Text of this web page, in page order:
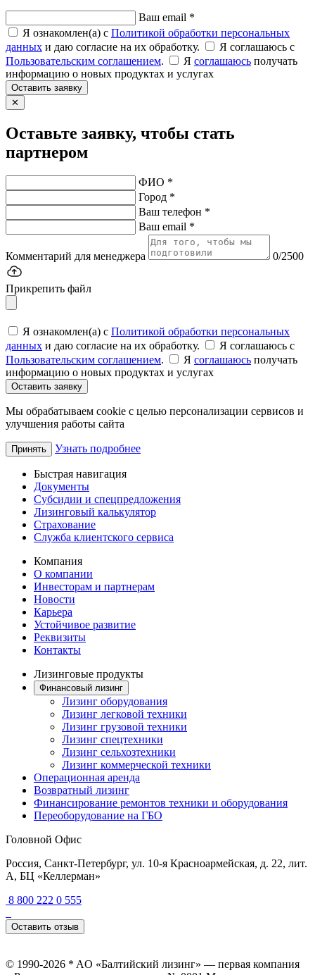
Ваш email *
Я ознакомлен(а) с Политикой обработки персональных
данных и даю согласие на их обработку.
Я соглашаюсь c
Пользовательским соглашением. Я соглашаюсь получать
информацию о новых продуктах и услугах
Оставить заявку
✕
Оставьте заявку, чтобы стать
партнером
ФИО *
Город *
Ваш телефон *
Ваш email *
Комментарий для менеджера 0/2500
Прикрепить файл
Я ознакомлен(а) с Политикой обработки персональных
данных и даю согласие на их обработку.
Я соглашаюсь c
Пользовательским соглашением. Я соглашаюсь получать
информацию о новых продуктах и услугах
Оставить заявку
Мы обрабатываем cookie с целью персонализации сервисов и
улучшения работы сайта
Принять Узнать подробнее
Быстрая навигация
Документы
Субсидии и спецпредложения
Лизинговый калькулятор
Страхование
Служба клиентского сервиса
Компания
О компании
Инвесторам и партнерам
Новости
Карьера
Устойчивое развитие
Реквизиты
Контакты
Лизинговые продукты
Финансовый лизинг
Лизинг оборудования
Лизинг легковой техники
Лизинг грузовой техники
Лизинг спецтехники
Лизинг сельхозтехники
Лизинг коммерческой техники
Операционная аренда
Возвратный лизинг
Финансирование ремонтов техники и оборудования
Переоборудование на ГБО
Головной Офис
Россия, Санкт-Петербург, ул. 10-я Красноармейская, д. 22, лит.
А, БЦ «Келлерман»
8 800 222 0 555
Оставить отзыв
© 1990-2026 * AO «Балтийский лизинг» — первая компания